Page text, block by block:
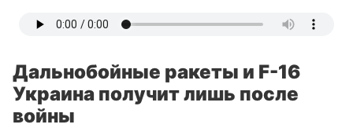
Дальнобойные ракеты и F-16
Украина получит лишь после
войны